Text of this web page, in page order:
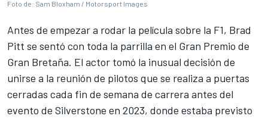
Foto de: Sam Bloxham / Motorsport Images
Antes de empezar a rodar la película sobre la F1, Brad
Pitt se sentó con toda la parrilla en el Gran Premio de
Gran Bretaña. El actor tomó la inusual decisión de
unirse a la reunión de pilotos que se realiza a puertas
cerradas cada fin de semana de carrera antes del
evento de Silverstone en 2023, donde estaba previsto